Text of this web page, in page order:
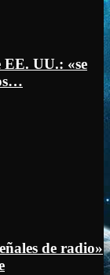
EE. UU.: «se
de radio»